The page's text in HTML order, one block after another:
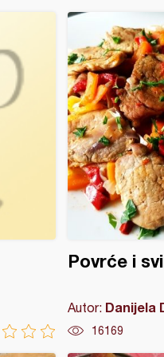
Povrće i
Autor: Danijela
16169